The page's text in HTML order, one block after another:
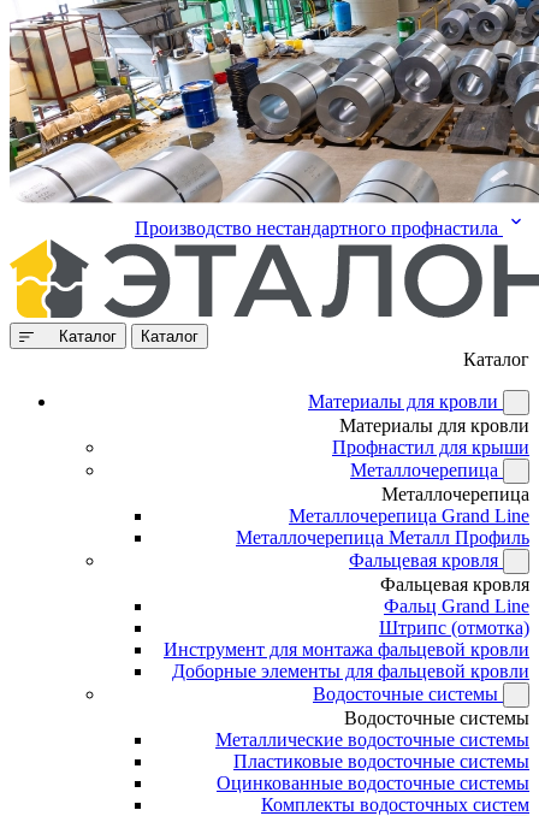
Производство нестандартного профнастила
Каталог Каталог
Каталог
Материалы для кровли
Материалы для кровли
Профнастил для крыши
Металлочерепица
Металлочерепица
Металлочерепица Grand Line
Металлочерепица Металл Профиль
Фальцевая кровля
Фальцевая кровля
Фальц Grand Line
Штрипс (отмотка)
Инструмент для монтажа фальцевой кровли
Доборные элементы для фальцевой кровли
Водосточные системы
Водосточные системы
Металлические водосточные системы
Пластиковые водосточные системы
Оцинкованные водосточные системы
Комплекты водосточных систем